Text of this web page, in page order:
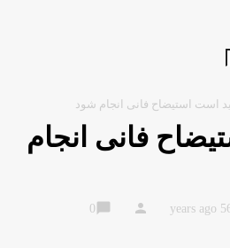
است استیضاح فانی انجام شود
فانی انجام
person
chat_bubble